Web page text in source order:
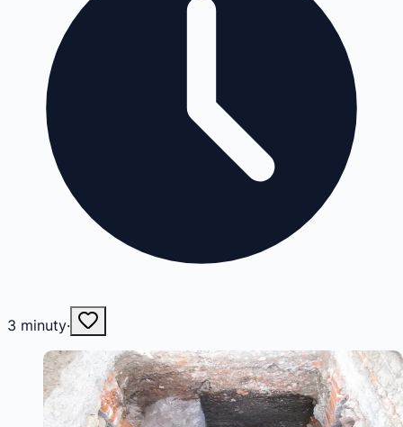
3 minuty·